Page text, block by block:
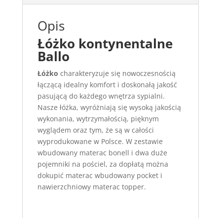
Opis
Łóżko kontynentalne
Ballo
Łóżko charakteryzuje się nowoczesnością
łączącą idealny komfort i doskonałą jakość
pasującą do każdego wnętrza sypialni.
Nasze łóżka, wyróżniają się wysoką jakością
wykonania, wytrzymałością, pięknym
wyglądem oraz tym, że są w całości
wyprodukowane w Polsce. W zestawie
wbudowany materac bonell i dwa duże
pojemniki na pościel, za dopłatą można
dokupić materac wbudowany pocket i
nawierzchniowy materac topper.